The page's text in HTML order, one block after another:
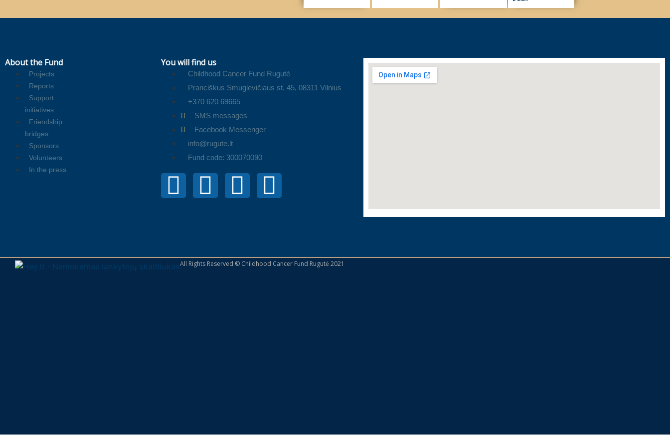
About the Fund
Projects
Reports
Support
initiatives
Friendship
bridges
Sponsors
Volunteers
In the press
You will find us
Childhood Cancer Fund Rugutė
Pranciškus Smuglevičiaus st. 45, 08311 Vilnius
+370 620 69665
SMS messages
Facebook Messenger
info@rugute.lt
Fund code: 300070090
All Rights Reserved © Childhood Cancer Fund Rugutė 2021